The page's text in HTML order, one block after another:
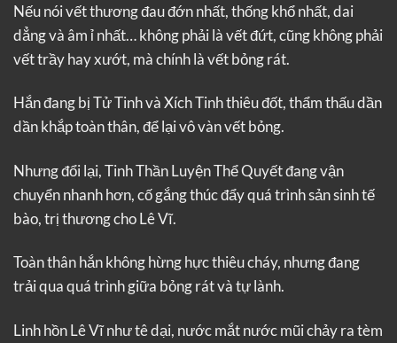
Nếu nói vết thương đau đớn nhất, thống khổ nhất, dai
dẳng và âm ỉ nhất… không phải là vết đứt, cũng không phải
vết trầy hay xướt, mà chính là vết bỏng rát.
Hắn đang bị Tử Tinh và Xích Tinh thiêu đốt, thẩm thấu dần
dần khắp toàn thân, để lại vô vàn vết bỏng.
Nhưng đổi lại, Tinh Thần Luyện Thể Quyết đang vận
chuyển nhanh hơn, cố gắng thúc đẩy quá trình sản sinh tế
bào, trị thương cho Lê Vĩ.
Toàn thân hắn không hừng hực thiêu cháy, nhưng đang
trải qua quá trình giữa bỏng rát và tự lành.
Linh hồn Lê Vĩ như tê dại, nước mắt nước mũi chảy ra tèm